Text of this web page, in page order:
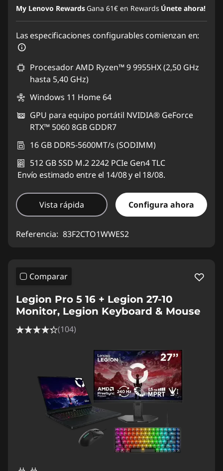
My Lenovo Rewards Gana 61€ en Rewards Únete ahora!
Las especificaciones configurables comienzan en:
Procesador AMD Ryzen™ 9 9955HX (2,50 GHz
hasta 5,40 GHz)
Windows 11 Home 64
GPU para equipo portátil NVIDIA® GeForce
RTX™ 5060 8GB GDDR7
16 GB DDR5-5600MT/s (SODIMM)
512 GB SSD M.2 2242 PCIe Gen4 TLC
Envío estimado entre el 14/08 y el 18/08.
Vista rápida Configura ahora
Referencia: 83F2CTO1WWES2
Comparar
Legion Pro 5 16 + Legion 27-10
Monitor, Legion Keyboard & Mouse
(104)